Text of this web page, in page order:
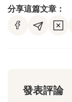
分享這篇文章：
發表評論